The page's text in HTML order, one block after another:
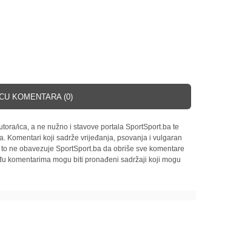
KOMENTARA (0)
ica, a ne nužno i stavove portala SportSport.ba te
Komentari koji sadrže vrijeđanja, psovanja i vulgaran
ne obavezuje SportSport.ba da obriše sve komentare
komentarima mogu biti pronađeni sadržaji koji mogu